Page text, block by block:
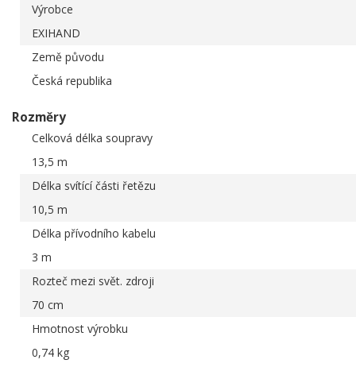
Výrobce
EXIHAND
Země původu
Česká republika
Rozměry
Celková délka soupravy
13,5 m
Délka svítící části řetězu
10,5 m
Délka přívodního kabelu
3 m
Rozteč mezi svět. zdroji
70 cm
Hmotnost výrobku
0,74 kg